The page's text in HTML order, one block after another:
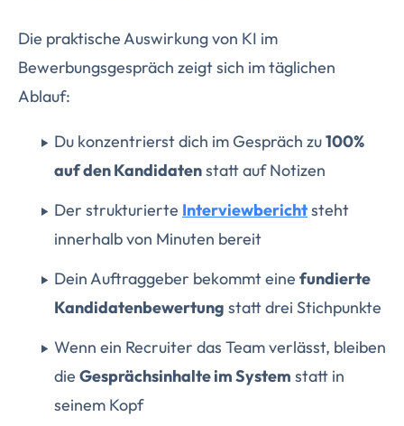
Die praktische Auswirkung von KI im
Bewerbungsgespräch zeigt sich im täglichen
Ablauf:
Du konzentrierst dich im Gespräch zu100%
auf den Kandidatenstatt auf Notizen
Der strukturierte Interviewberichtsteht
innerhalb von Minuten bereit
Dein Auftraggeber bekommt eine fundierte
Kandidatenbewertung statt drei Stichpunkte
Wenn ein Recruiter das Team verlässt, bleiben
die Gesprächsinhalte im System statt in
seinem Kopf